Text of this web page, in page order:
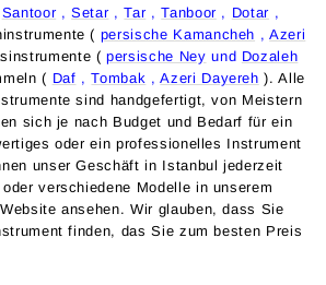
Santoor,Setar,Tar,Tanboor, Dotar ,
( persische Kamancheh ,Azeri
(persische Ney und Dozaleh
( Daf ,Tombak ,Azeri Dayereh ). Alle
sind handgefertigt, von Meistern
sich je nach Budget und Bedarf für ein
oder ein professionelles Instrument
unser Geschäft in Istanbul jederzeit
verschiedene Modelle in unserem
ansehen. Wir glauben, dass Sie
finden, das Sie zum besten Preis